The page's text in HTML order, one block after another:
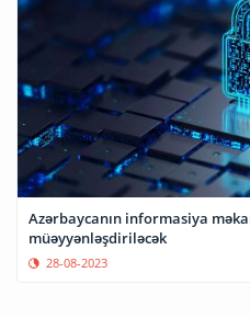
Azərbaycanın informasiya
müəyyənləşdiriləcək
28-08-2023